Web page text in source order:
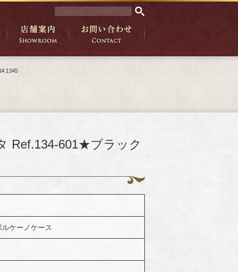
1345
Ref.134-601★ブラック
ケーノケース